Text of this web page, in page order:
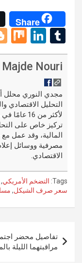
Share
T
u
m
bl
r
Li
n
ke
n
ix
Majde Nouri
مجدي النوري محلل
التحليل الاقتصادي
لأكثر من
تركيز خاص على
المالية، وقد عمل
مصرفية ووسائل
الاقتصادي.
Tags: التضخم الأمريكي,
سعر صرف الشيكل,
المقالات
تفاصيل محضر
مراقبتهما الليلة